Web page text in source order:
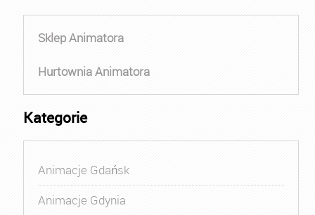
Sklep Animatora
Hurtownia Animatora
Kategorie
Animacje Gdańsk
Animacje Gdynia